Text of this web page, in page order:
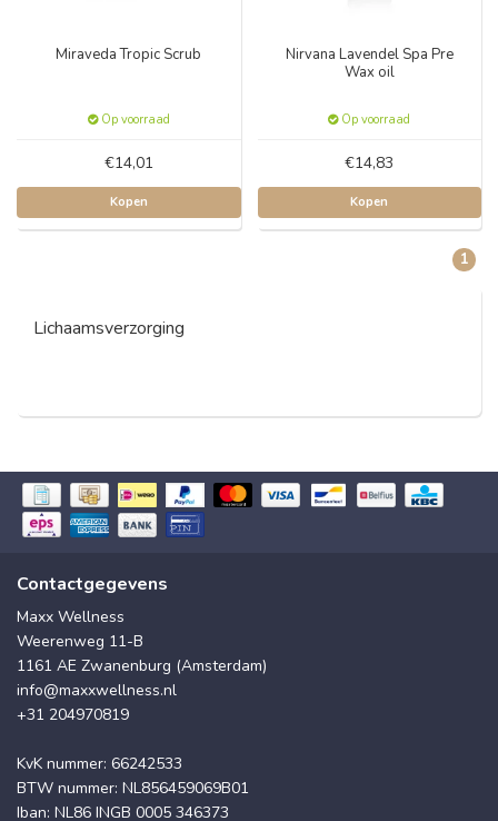
Miraveda Tropic Scrub
Op voorraad
€14,01
Kopen
Nirvana Lavendel Spa Pre
Wax oil
Op voorraad
€14,83
Kopen
1
Lichaamsverzorging
Contactgegevens
Maxx Wellness
Weerenweg 11-B
1161 AE Zwanenburg (Amsterdam)
info@maxxwellness.nl
+31 204970819
KvK nummer: 66242533
BTW nummer: NL856459069B01
Iban: NL86 INGB 0005 346373